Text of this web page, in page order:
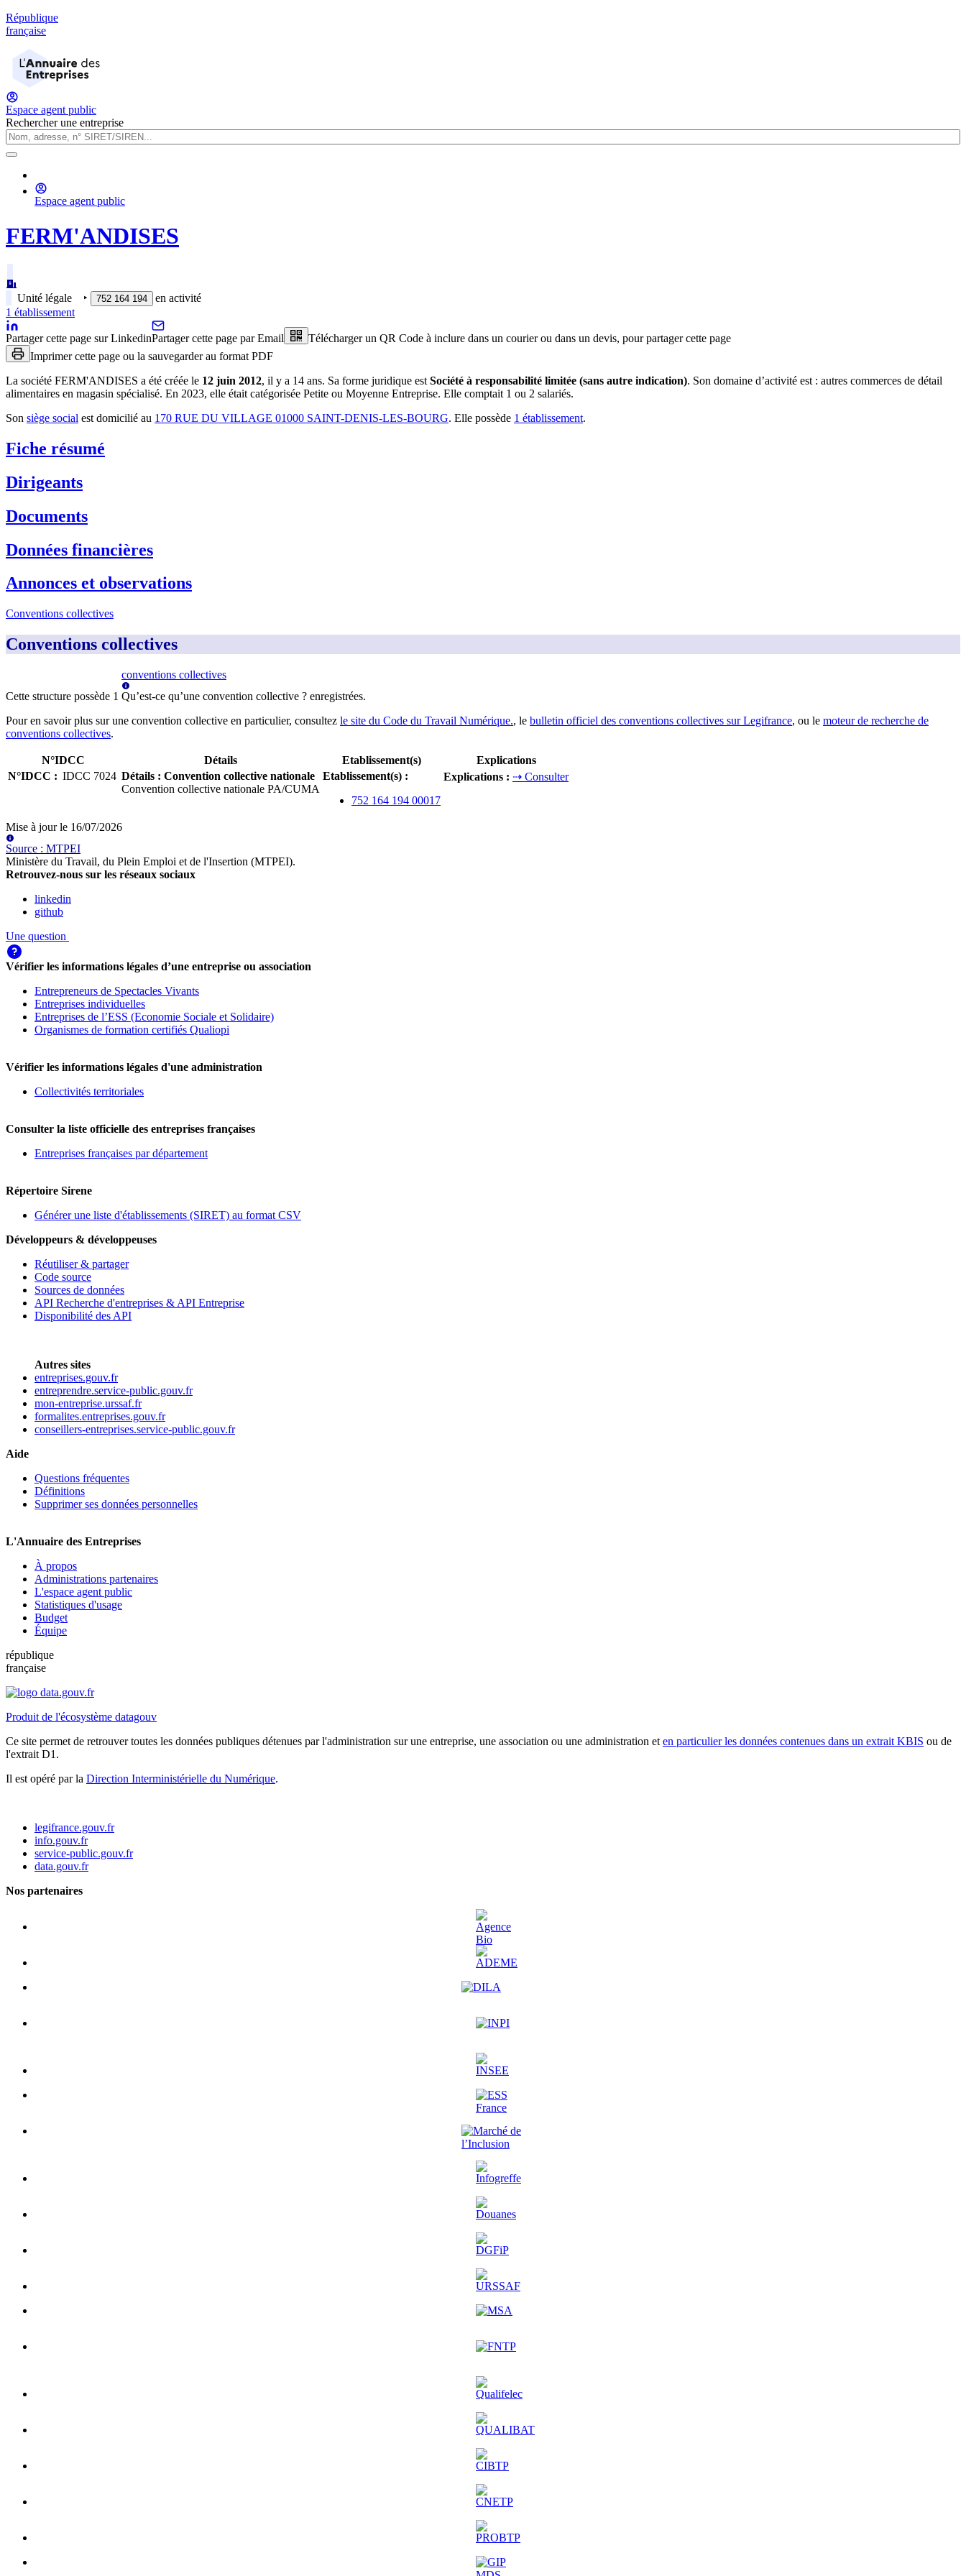
République
française
Espace agent public
Rechercher une entreprise
Espace agent public
FERM'ANDISES
Unité légale ‣ 752 164 194
en activité
1 établissement
Partager cette page sur LinkedinPartager cette page par Email
Télécharger un QR Code à inclure dans un courier ou dans un devis, pour partager cette page
Imprimer cette page ou la sauvegarder au format PDF
La société FERM'ANDISES a été créée le 12 juin 2012, il y a 14 ans. Sa forme juridique est Société à responsabilité limitée (sans autre indication). Son domaine d’activité est : autres commerces de détail
alimentaires en magasin spécialisé. En 2023, elle était catégorisée Petite ou Moyenne Entreprise. Elle comptait 1 ou 2 salariés.
Son siège social est domicilié au 170 RUE DU VILLAGE 01000 SAINT-DENIS-LES-BOURG. Elle possède 1 établissement.
Fiche résumé
Dirigeants
Documents
Données financières
Annonces et observations
Conventions collectives
Conventions collectives
Cette structure possède 1
conventions collectives
Qu’est-ce qu’une convention collective ? enregistrées.
Pour en savoir plus sur une convention collective en particulier, consultez le site du Code du Travail Numérique., le bulletin officiel des conventions collectives sur Legifrance, ou le moteur de recherche de
conventions collectives.
N°IDCC Détails Etablissement(s)
Explications
N°IDCC : IDCC 7024 Détails : Convention collective nationale
Convention collective nationale PA/CUMA
Etablissement(s) :
752 164 194 00017
Explications : ⇢ Consulter
Mise à jour le 16/07/2026
Source : MTPEI
Ministère du Travail, du Plein Emploi et de l'Insertion (MTPEI).
Retrouvez-nous sur les réseaux sociaux
linkedin
github
Une question
Vérifier les informations légales d’une entreprise ou association
Entrepreneurs de Spectacles Vivants
Entreprises individuelles
Entreprises de l’ESS (Economie Sociale et Solidaire)
Organismes de formation certifiés Qualiopi
Vérifier les informations légales d'une administration
Collectivités territoriales
Consulter la liste officielle des entreprises françaises
Entreprises françaises par département
Répertoire Sirene
Générer une liste d'établissements (SIRET) au format CSV
Développeurs & développeuses
Réutiliser & partager
Code source
Sources de données
API Recherche d'entreprises & API Entreprise
Disponibilité des API
Autres sites
entreprises.gouv.fr
entreprendre.service-public.gouv.fr
mon-entreprise.urssaf.fr
formalites.entreprises.gouv.fr
conseillers-entreprises.service-public.gouv.fr
Aide
Questions fréquentes
Définitions
Supprimer ses données personnelles
L'Annuaire des Entreprises
À propos
Administrations partenaires
L'espace agent public
Statistiques d'usage
Budget
Équipe
république
française
Produit de l'écosystème datagouv
Ce site permet de retrouver toutes les données publiques détenues par l'administration sur une entreprise, une association ou une administration et en particulier les données contenues dans un extrait KBIS ou de
l'extrait D1.
Il est opéré par la Direction Interministérielle du Numérique.
legifrance.gouv.fr
info.gouv.fr
service-public.gouv.fr
data.gouv.fr
Nos partenaires